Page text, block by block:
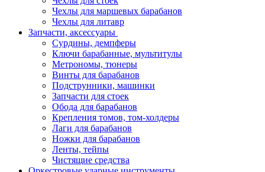
Чехлы для маршевых барабанов
Чехлы для литавр
Запчасти, аксессуары
Сурдины, демпферы
Ключи барабанные, мультитулы
Метрономы, тюнеры
Винты для барабанов
Подструнники, машинки
Запчасти для стоек
Обода для барабанов
Крепления томов, том-холдеры
Лаги для барабанов
Ножки для барабанов
Ленты, тейпы
Чистящие средства